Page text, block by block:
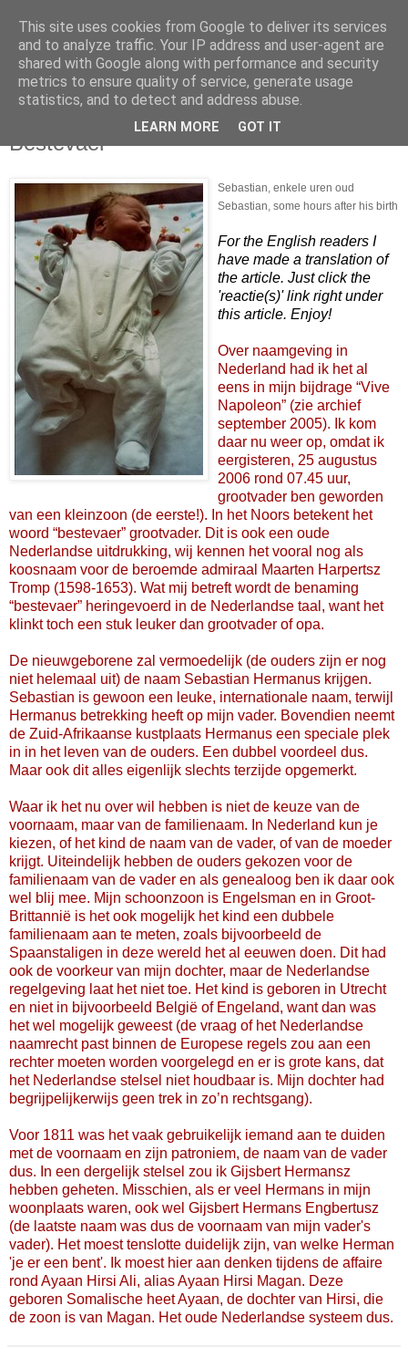
Bestevaer
Sebastian, enkele uren oud
Sebastian, some hours after his birth
For the English readers I
have made a translation of
the article. Just click the
'reactie(s)' link right under
this article. Enjoy!
Over naamgeving in
Nederland had ik het al
eens in mijn bijdrage “Vive
Napoleon” (zie archief
september 2005). Ik kom
daar nu weer op, omdat ik
eergisteren, 25 augustus
2006 rond 07.45 uur,
grootvader ben geworden
van een kleinzoon (de eerste!). In het Noors betekent het
woord “bestevaer” grootvader. Dit is ook een oude
Nederlandse uitdrukking, wij kennen het vooral nog als
koosnaam voor de beroemde admiraal Maarten Harpertsz
Tromp (1598-1653). Wat mij betreft wordt de benaming
“bestevaer” heringevoerd in de Nederlandse taal, want het
klinkt toch een stuk leuker dan grootvader of opa.
De nieuwgeborene zal vermoedelijk (de ouders zijn er nog
niet helemaal uit) de naam Sebastian Hermanus krijgen.
Sebastian is gewoon een leuke, internationale naam, terwijl
Hermanus betrekking heeft op mijn vader. Bovendien neemt
de Zuid-Afrikaanse kustplaats Hermanus een speciale plek
in in het leven van de ouders. Een dubbel voordeel dus.
Maar ook dit alles eigenlijk slechts terzijde opgemerkt.
Waar ik het nu over wil hebben is niet de keuze van de
voornaam, maar van de familienaam. In Nederland kun je
kiezen, of het kind de naam van de vader, of van de moeder
krijgt. Uiteindelijk hebben de ouders gekozen voor de
familienaam van de vader en als genealoog ben ik daar ook
wel blij mee. Mijn schoonzoon is Engelsman en in Groot-
Brittannië is het ook mogelijk het kind een dubbele
familienaam aan te meten, zoals bijvoorbeeld de
Spaanstaligen in deze wereld het al eeuwen doen. Dit had
ook de voorkeur van mijn dochter, maar de Nederlandse
regelgeving laat het niet toe. Het kind is geboren in Utrecht
en niet in bijvoorbeeld België of Engeland, want dan was
het wel mogelijk geweest (de vraag of het Nederlandse
naamrecht past binnen de Europese regels zou aan een
rechter moeten worden voorgelegd en er is grote kans, dat
het Nederlandse stelsel niet houdbaar is. Mijn dochter had
begrijpelijkerwijs geen trek in zo’n rechtsgang).
Voor 1811 was het vaak gebruikelijk iemand aan te duiden
met de voornaam en zijn patroniem, de naam van de vader
dus. In een dergelijk stelsel zou ik Gijsbert Hermansz
hebben geheten. Misschien, als er veel Hermans in mijn
woonplaats waren, ook wel Gijsbert Hermans Engbertusz
(de laatste naam was dus de voornaam van mijn vader's
vader). Het moest tenslotte duidelijk zijn, van welke Herman
'je er een bent'. Ik moest hier aan denken tijdens de affaire
rond Ayaan Hirsi Ali, alias Ayaan Hirsi Magan. Deze
geboren Somalische heet Ayaan, de dochter van Hirsi, die
de zoon is van Magan. Het oude Nederlandse systeem dus.
This site uses cookies from Google to deliver its services
and to analyze traffic. Your IP address and user-agent are
shared with Google along with performance and security
metrics to ensure quality of service, generate usage
statistics, and to detect and address abuse.
LEARN MORE GOT IT